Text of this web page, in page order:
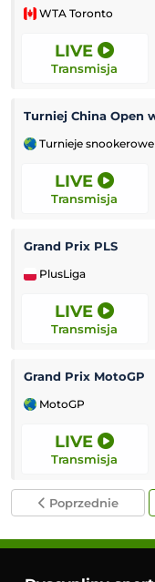
WTA Toronto
LIVE
Transmisja
Turniej China Open
Turnieje snookerowe
LIVE
Transmisja
Grand Prix PLS
PlusLiga
LIVE
Transmisja
Grand Prix MotoGP
MotoGP
LIVE
Transmisja
Poprzednie